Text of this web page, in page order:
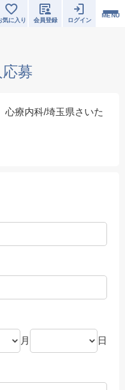
MENU
気に入り 会員登録 ログイン
募
心療内科/埼玉県さいた
月 日